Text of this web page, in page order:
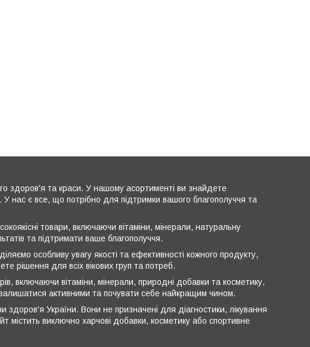
здоров'я та краси. У нашому асортименті ви знайдете
У нас є все, що потрібно для підтримки вашого благополуччя та
товари, включаючи вітаміни, мінерали, натуральну
та підтримати ваше благополуччя.
особливу увагу якості та ефективності кожного продукту,
рішення для всіх вікових груп та потреб.
включаючи вітаміни, мінерали, природні добавки та косметику,
активними та почувати себе найкращим чином.
України. Вони не призначені для діагностики, лікування
містить виключно харчові добавки, косметику або спортивне